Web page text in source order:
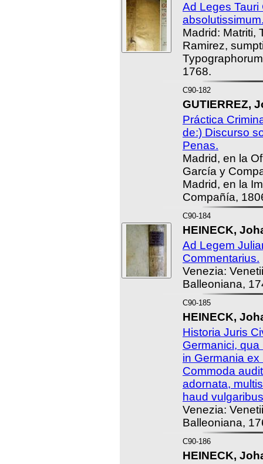
Ad Leges Tauri
Madrid: Matriti,
Ramirez,
1768.
C90-182
GUTIERREZ,
Práctica
de:) Discurso
Penas.
Madrid, en la
García y
Madrid, en la
Compañía,
C90-184
HEINECK,
Ad Legem
Commentarius.
Venezia:
Balleoniana,
C90-185
HEINECK,
Historia Juris
Germanici,
in Germania
Commoda
adornata,
haud
Venezia:
Balleoniana,
C90-186
HEINECK,